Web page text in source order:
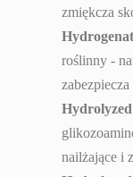
zmiękcza
roślinny -
nailżające i